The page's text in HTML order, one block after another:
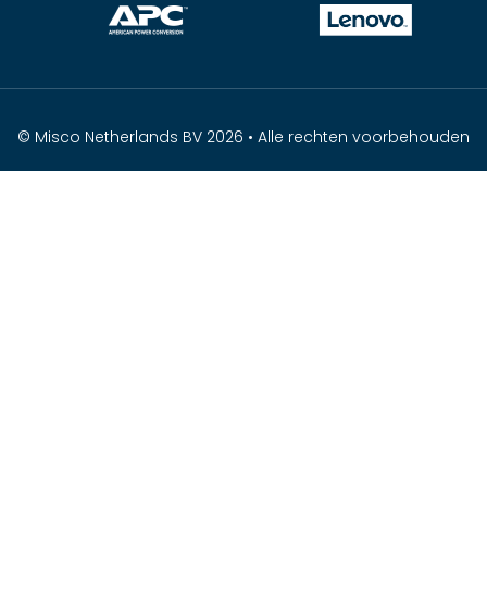
© Misco Netherlands BV 2026 • Alle rechten voorbehouden